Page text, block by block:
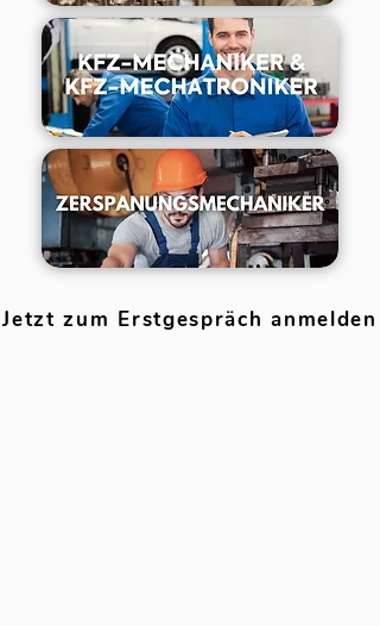
Jetzt zum Erstgespräch anmelden